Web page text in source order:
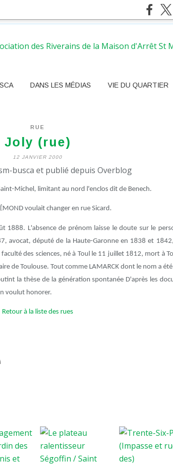
DANS LES MÉDIAS VIE DU QUARTIER
RUE
Joly (rue)
12 JANVIER 2000
busca et publié depuis Overblog
Michel, limitant au nord l'enclos dit de Benech.
voulait changer en rue Sicard.
1888. L'absence de prénom laisse le doute sur le
avocat, député de la Haute-Garonne en 1838 et
faculté des sciences, né à Toul le 11 juillet 1812, mort à
de Toulouse. Tout comme LAMARCK dont le nom a
la thèse de la génération spontanée D'après les
voulut honorer.
Retour à la liste des rues